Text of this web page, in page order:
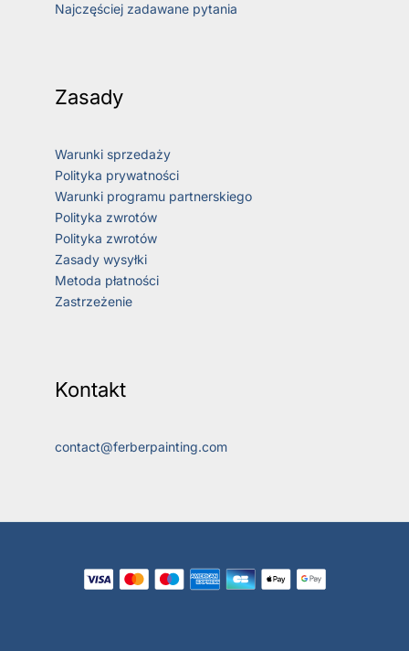
Najczęściej zadawane pytania
Zasady
Warunki sprzedaży
Polityka prywatności
Warunki programu partnerskiego
Polityka zwrotów
Polityka zwrotów
Zasady wysyłki
Metoda płatności
Zastrzeżenie
Kontakt
contact@ferberpainting.com